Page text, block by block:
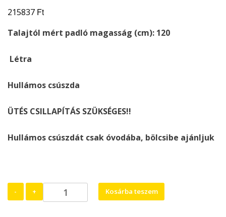
215837 Ft
Talajtól mért padló magasság (cm): 120
Létra
Hullámos csúszda
ÜTÉS CSILLAPÍTÁS SZÜKSÉGES!!
Hullámos csúszdát csak óvodába, bölcsibe ajánljuk
-
Kis
bástya
+ Kosárba teszem